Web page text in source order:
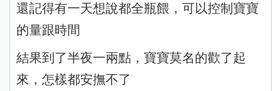
還記得有一天想說都全瓶餵，可以控制寶寶
的量跟時間
結果到了半夜一兩點，寶寶莫名的歡了起
來，怎樣都安撫不了